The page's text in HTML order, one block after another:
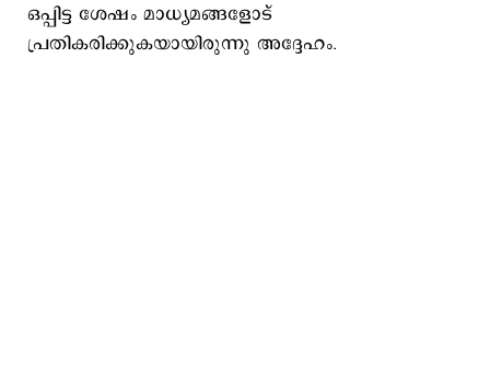
ഒപ്പിട്ട ശേഷം മാധ്യമങ്ങളോട്
പ്രതികരിക്കുകയായിരുന്നു അദ്ദേഹം.